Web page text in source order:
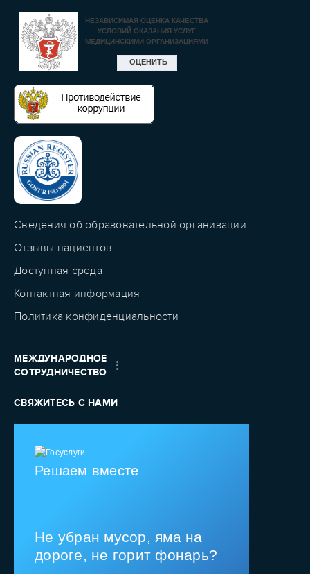
Сведения об образовательной организации
Отзывы пациентов
Доступная среда
Контактная информация
Политика конфиденциальности
МЕЖДУНАРОДНОЕ
СОТРУДНИЧЕСТВО
СВЯЖИТЕСЬ С НАМИ
Решаем вместе
Не убран мусор, яма на
дороге, не горит фонарь?